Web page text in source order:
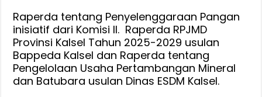
Masyarakat
Raperda tentang Penyelenggaraan Pangan
inisiatif dari Komisi II. Raperda RPJMD
Provinsi Kalsel Tahun 2025-2029 usulan
Bappeda Kalsel dan Raperda tentang
Pengelolaan Usaha Pertambangan Mineral
dan Batubara usulan Dinas ESDM Kalsel.